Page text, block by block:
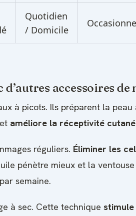
Quotidien
/ Domicile
d’autres accessoires de
à picots. Ils préparent la
améliore la réceptivité
réguliers. Éliminer les
pénètre mieux et la
semaine.
à sec. Cette technique stimule